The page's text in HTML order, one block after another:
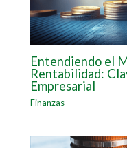
Entendiendo el
Rentabilidad:
Empresarial
Finanzas